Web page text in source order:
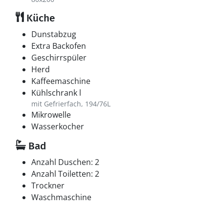
Küche
Dunstabzug
Extra Backofen
Geschirrspüler
Herd
Kaffeemaschine
Kühlschrank l
mit Gefrierfach, 194/76L
Mikrowelle
Wasserkocher
Bad
Anzahl Duschen: 2
Anzahl Toiletten: 2
Trockner
Waschmaschine